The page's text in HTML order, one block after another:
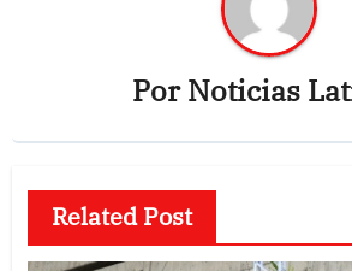
PorNoticias
Related Post